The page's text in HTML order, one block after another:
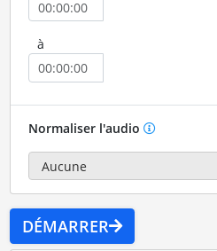
à
Normaliser l'audio
DÉMARRER